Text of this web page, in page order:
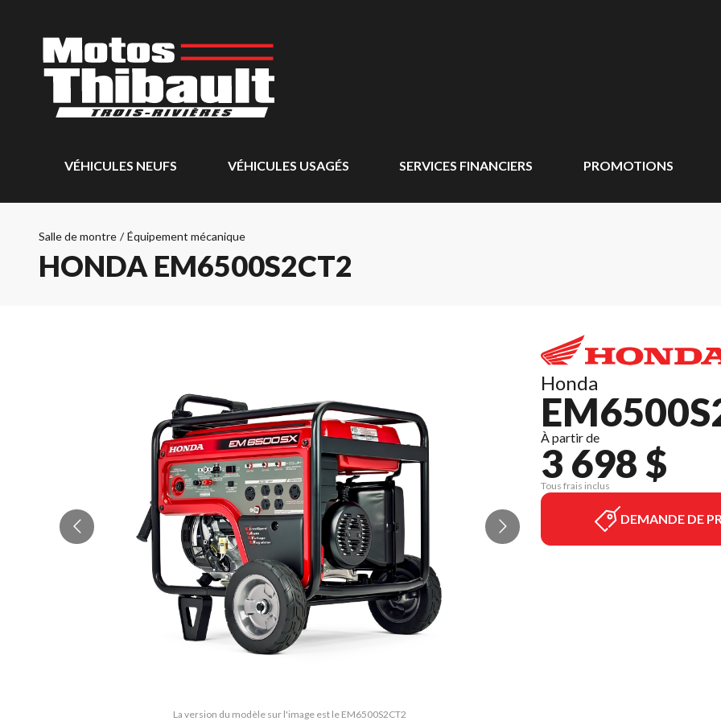
VÉHICULES NEUFS VÉHICULES USAGÉS SERVICES FINANCIERS PROMOTIONS
Salle de montre / Équipement mécanique
HONDA EM6500S2CT2
La version du modèle sur l'image est le EM6500S2CT2
Honda
À partir de
3 698 $
Tous frais inclus
DEMANDE DE